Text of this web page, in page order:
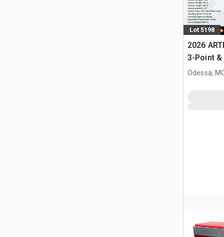
Lot 5198
2026
3-Point &
Odessa,